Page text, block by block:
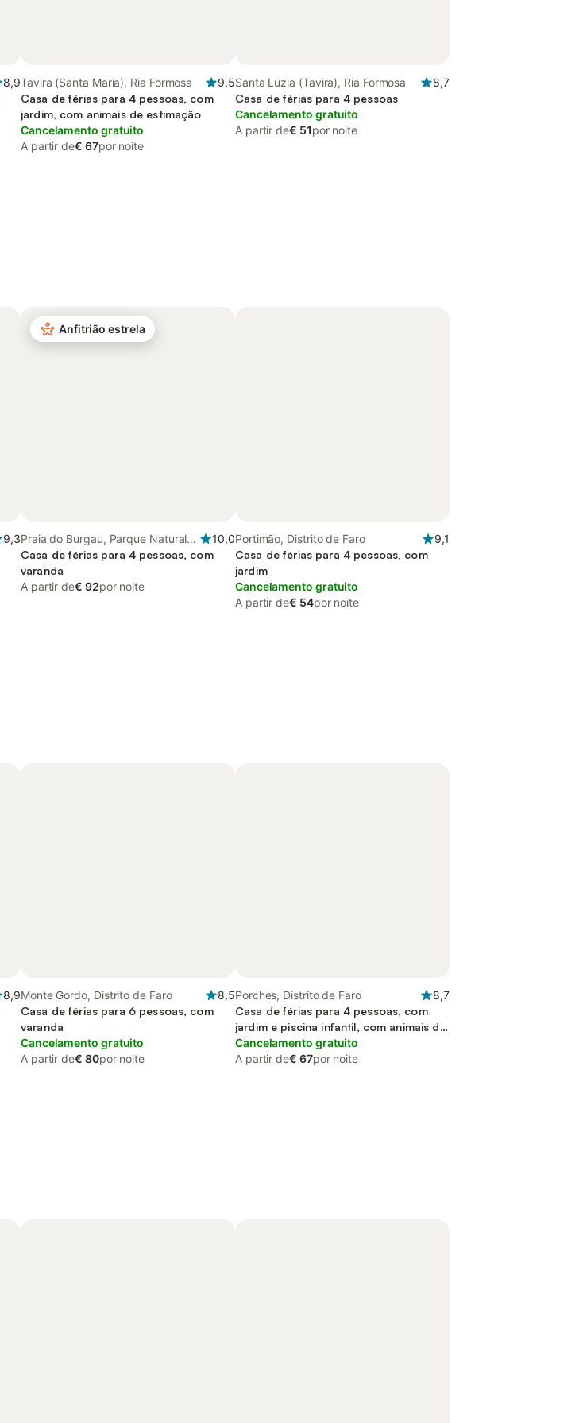
8,9Tavira (Santa Maria), Ria Formosa
9,5
Casa de férias para 4 pessoas, com
jardim, com animais de estimação
Cancelamento gratuito
A partir de€ 67por noite
Santa Luzia (Tavira), Ria Formosa
8,7
Casa de férias para 4 pessoas
Cancelamento gratuito
A partir de€ 51por noite
9,3
Anfitrião estrela
Praia do Burgau, Parque Natural
do Sudoeste Alentejano e Costa
Vicentina
10,0
Casa de férias para 4 pessoas, com
varanda
A partir de€ 92por noite
Portimão, Distrito de Faro
9,1
Casa de férias para 4 pessoas, com
jardim
Cancelamento gratuito
A partir de€ 54por noite
8,9Monte Gordo, Distrito de Faro
8,5
Casa de férias para 6 pessoas, com
varanda
Cancelamento gratuito
A partir de€ 80por noite
Porches, Distrito de Faro
8,7
Casa de férias para 4 pessoas, com
jardim e piscina infantil, com animais de
estimação
Cancelamento gratuito
A partir de€ 67por noite